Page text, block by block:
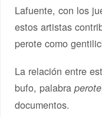
Lafuente, con los
estos artistas
perote como
La relación entre
bufo, palabraperote
documentos.